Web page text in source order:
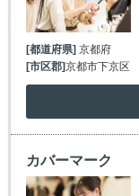
[都道府県]京都府
[市区郡]京都市下京区
カバーマーク